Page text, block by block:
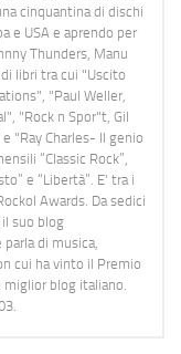
cinquantina di dischi
e USA e aprendo per
Thunders, Manu
libri tra cui "Uscito
"Paul Weller,
"Rock n Spor"t, Gil
"Ray Charles- Il genio
“Classic Rock”,
e “Libertà”. E' tra i
Awards. Da sedici
suo blog
di musica,
cui ha vinto il Premio
blog italiano.